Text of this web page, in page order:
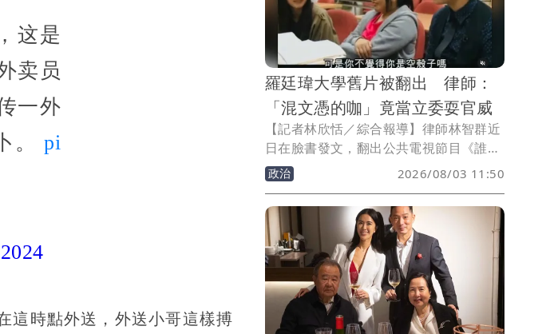
这是
卖员
一外
。 pi
這時點外送，外送小哥這樣搏
羅廷瑋大學舊片被翻出 律師：
「混文憑的咖」竟當立委耍官威
【記者林欣恬／綜合報導】律師林智群近
日在臉書發文，翻出公共電視節目《誰來
晚餐》過去曾拍攝國民黨立委羅廷瑋的內
容，批評羅廷瑋的大學求學經歷及問政表
現，直言對方是「混文憑的咖」，卻一路
當選台中市議員、立法委員。他更諷刺表
示，「真的是感謝台中市民的水準」，讓
這樣的咖在國會耍官威。
政治 2026/08/03 11:50